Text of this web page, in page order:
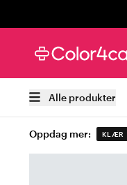
Alle produkter
Oppdag mer: KLÆR